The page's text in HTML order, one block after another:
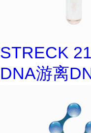
STRECK
DNA游离